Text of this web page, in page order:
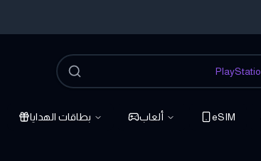
بطاقات الهدايا ألعاب eSIM